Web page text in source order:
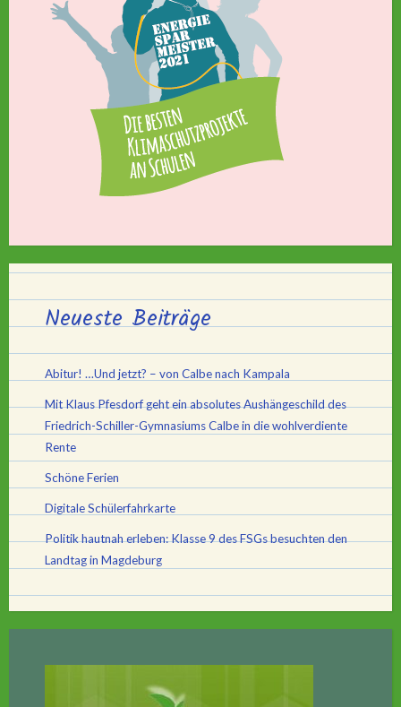
Neueste Beiträge
Abitur! …Und jetzt? – von Calbe nach Kampala
Mit Klaus Pfesdorf geht ein absolutes Aushängeschild des
Friedrich-Schiller-Gymnasiums Calbe in die wohlverdiente
Rente
Schöne Ferien
Digitale Schülerfahrkarte
Politik hautnah erleben: Klasse 9 des FSGs besuchten den
Landtag in Magdeburg